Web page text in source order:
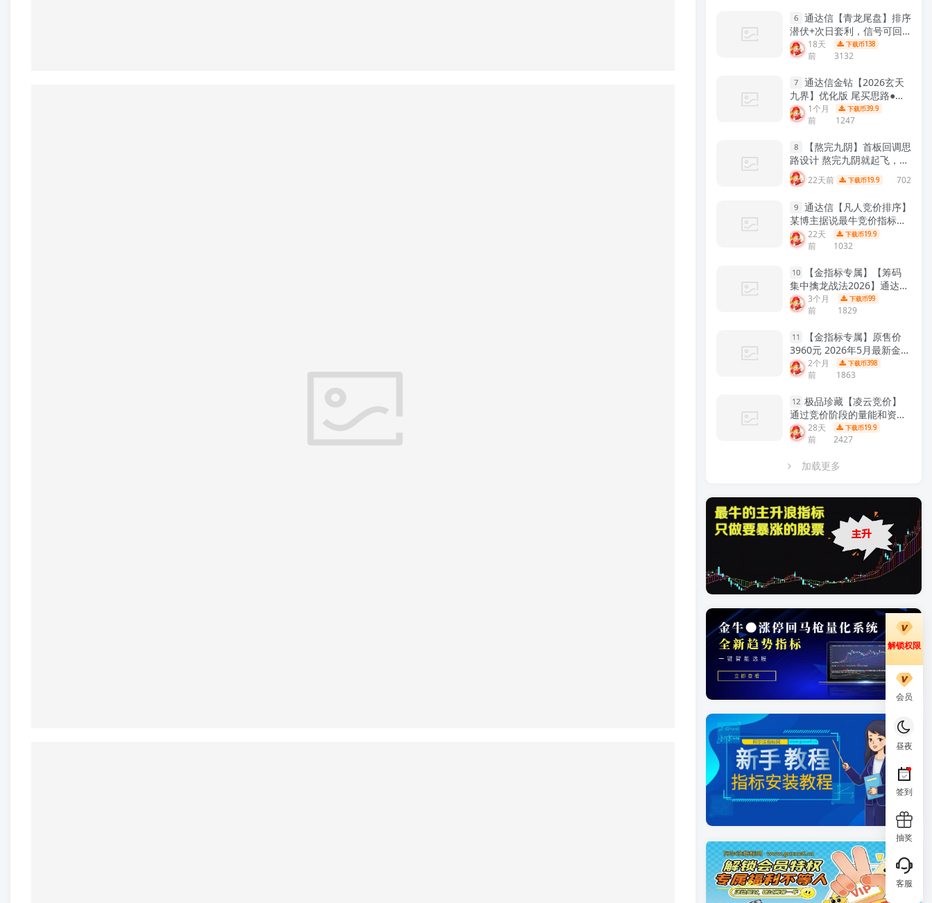
6 通达信【青龙尾盘】排序
潜伏+次日套利，信号可回
看，超短策略！专为尾盘排
序定制！实现“今买明卖”的
列】
18天
前
下载币138
3132
7 通达信金钻【2026玄天
九界】优化版 尾买思路●阴
线擒妖 聚焦尾盘阴线买入
次日出场的T+1短线策略副
标系列】
1个月
前
下载币39.9
1247
8
【熬完九阴】首板回调思
路设计 熬完九阴就起飞，短
线低吸信号工具 通达信主图
附图选股全套指标!【实战指
标系列】
22天前 下载币19.9 702
9 通达信【凡人竞价排序】
某博主据说最牛竞价指标组
合 效果极佳 6个指标合共振
早盘竞价排序 副图源码
22天
前
下载币19.9
1032
10
【金指标专属】【筹码
集中擒龙战法2026】通达信
龙头战法主力筹码集中控盘
指标公式牛股启动中长线波
列】
3个月
前
下载币99
1829
11
【金指标专属】原售价
3960元 2026年5月最新金钻
【震荡突破】 捕捉创业板科
创板20厘米涨停启动点 回避
段，无未来函数 手机电脑端
适用！【金指标系列】
2个月
前
下载币398
1863
12 极品珍藏【凌云竞价】
通过竞价阶段的量能和资金
流向分析，捕捉开盘前主力
资金介入信号 识别短线强势
28天
前
下载币19.9
2427
加载更多
解锁权限
会员
昼夜
签到
抽奖
客服